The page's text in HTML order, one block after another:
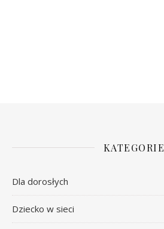
KATEGORIE
Dla dorosłych
Dziecko w sieci